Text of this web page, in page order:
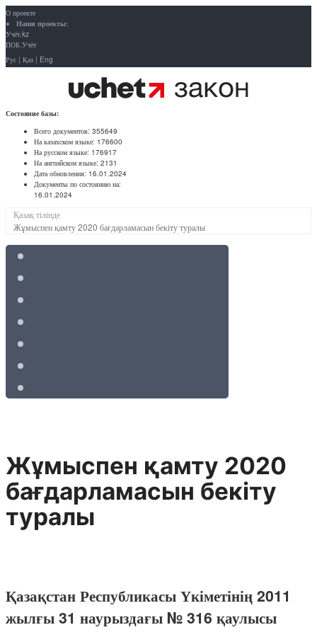
О проекте
Наши проекты:
Учёт.kz
ПОБ.Учёт
Рус | Қаз | Eng
Состояние базы:
Всего документов: 355649
На казахском языке: 176600
На русском языке: 176917
На английском языке: 2131
Дата обновления: 16.01.2024
Документы по состоянию на:
16.01.2024
Қазақ тілінде
Жұмыспен қамту 2020 бағдарламасын бекіту туралы
Жұмыспен қамту 2020
бағдарламасын бекіту
туралы
Қазақстан Республикасы Үкіметінің 2011
жылғы 31 наурыздағы № 316 қаулысы